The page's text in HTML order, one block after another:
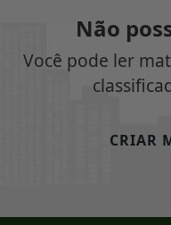
Não
Você pode ler
CRIAR